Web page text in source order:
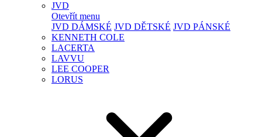
JVD
Otevřít menu
JVD DÁMSKÉ JVD DĚTSKÉ JVD PÁNSKÉ
KENNETH COLE
LACERTA
LAVVU
LEE COOPER
LORUS